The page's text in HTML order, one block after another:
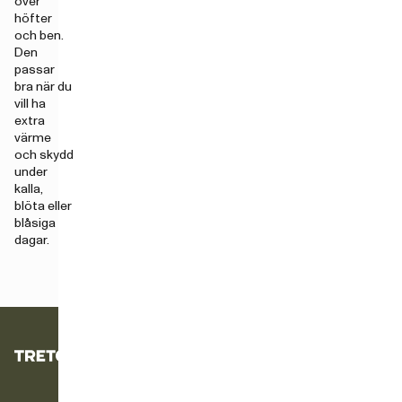
höfter
och ben.
Den
passar
bra när du
vill ha
extra
värme
och skydd
under
kalla,
blöta eller
blåsiga
dagar.